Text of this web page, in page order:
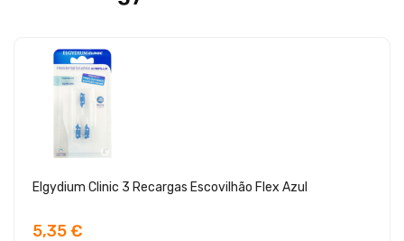
Elgydium Clinic 3 Recargas Escovilhão Flex Azul
5,35 €